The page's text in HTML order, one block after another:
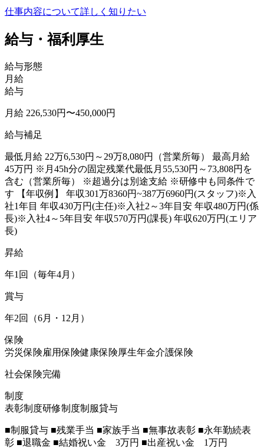
仕事内容について詳しく知りたい
給与・福利厚生
給与形態
月給
給与
月給 226,530円〜450,000円
給与補足
最低月給 22万6,530円～29万8,080円（営業所毎） 最高月給
45万円 ※月45h分の固定残業代最低月55,530円～73,808円を
含む（営業所毎） ※超過分は別途支給 ※研修中も同条件で
す 【年収例】 年収301万8360円~387万6960円(スタッフ)※入
社1年目 年収430万円(主任)※入社2～3年目安 年収480万円(係
長)※入社4～5年目安 年収570万円(課長) 年収620万円(エリア
長)
昇給
年1回（毎年4月）
賞与
年2回（6月・12月）
保険
労災保険雇用保険健康保険厚生年金介護保険
社会保険完備
制度
表彰制度研修制度制服貸与
■制服貸与 ■残業手当 ■家族手当 ■無事故表彰 ■永年勤続表
彰 ■退職金 ■結婚祝い金 3万円 ■出産祝い金 1万円